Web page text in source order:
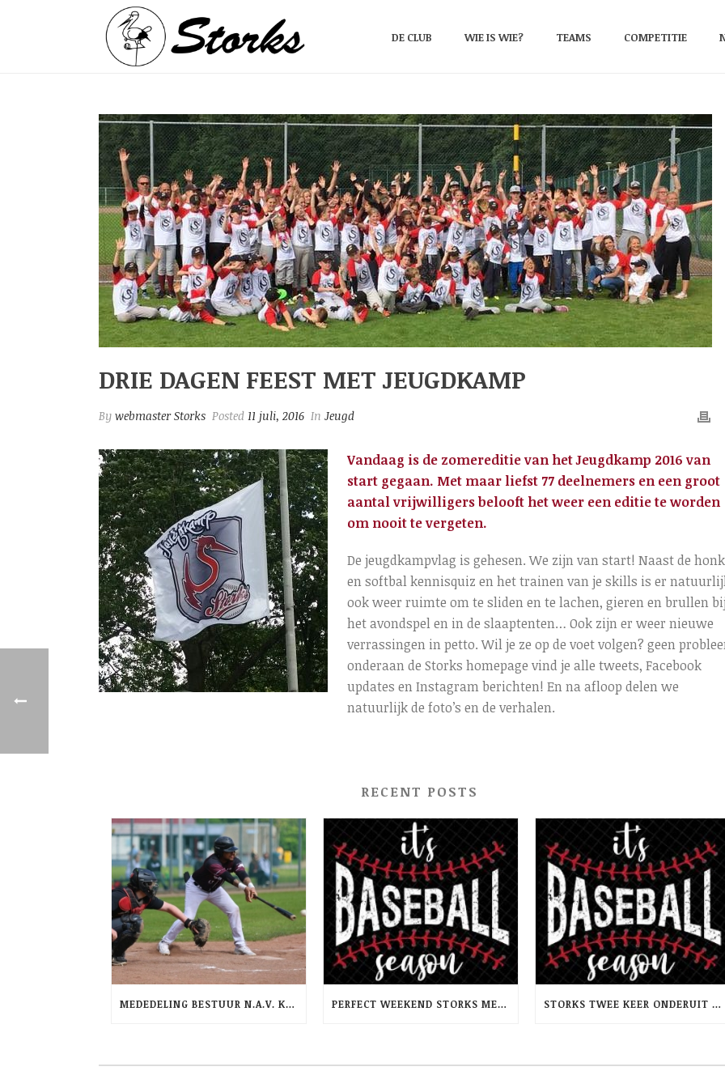
DE CLUB WIE IS WIE? TEAMS COMPETITIE
DRIE DAGEN FEEST MET JEUGDKAMP
By webmaster Storks Posted 11 juli, 2016 In Jeugd
Vandaag is de zomereditie van het Jeugdkamp 2016 van
start gegaan. Met maar liefst 77 deelnemers en een groot
aantal vrijwilligers belooft het weer een editie te worden
om nooit te vergeten.
De jeugdkampvlag is gehesen. We zijn van start! Naast de
en softbal kennisquiz en het trainen van je skills is er
ook weer ruimte om te sliden en te lachen, gieren en brullen bij
het avondspel en in de slaaptenten… Ook zijn er weer nieuwe
verrassingen in petto. Wil je ze op de voet volgen? geen
onderaan de Storks homepage vind je alle tweets, Facebook
updates en Instagram berichten! En na afloop delen we
natuurlijk de foto’s en de verhalen.
RECENT POSTS
MEDEDELING BESTUUR N.A.V. KRANTENARTIKEL AD PERFECT WEEKEND STORKS MET TWEEMAAL WINST OP RCH -PINQUINS STORKS TWEE KEER ONDERUIT TEGEN TRIDENTS NEPTUNUS